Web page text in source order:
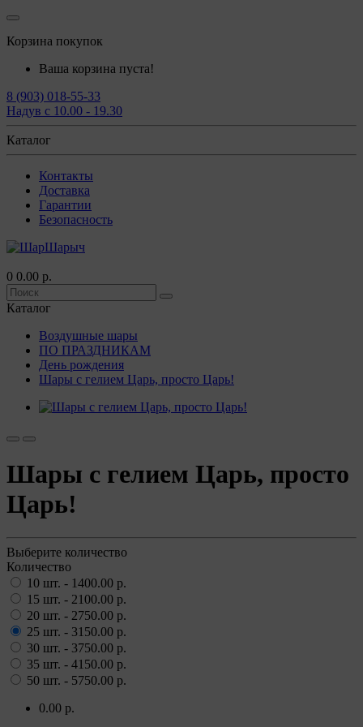
Корзина покупок
Ваша корзина пуста!
8 (903) 018-55-33
Надув с 10.00 - 19.30
Каталог
Контакты
Доставка
Гарантии
Безопасность
0 0.00 р.
Каталог
Воздушные шары
ПО ПРАЗДНИКАМ
День рождения
Шары с гелием Царь, просто Царь!
Шары с гелием Царь, просто
Царь!
Выберите количество
Количество
10 шт. - 1400.00 р.
15 шт. - 2100.00 р.
20 шт. - 2750.00 р.
25 шт. - 3150.00 р.
30 шт. - 3750.00 р.
35 шт. - 4150.00 р.
50 шт. - 5750.00 р.
0.00 р.